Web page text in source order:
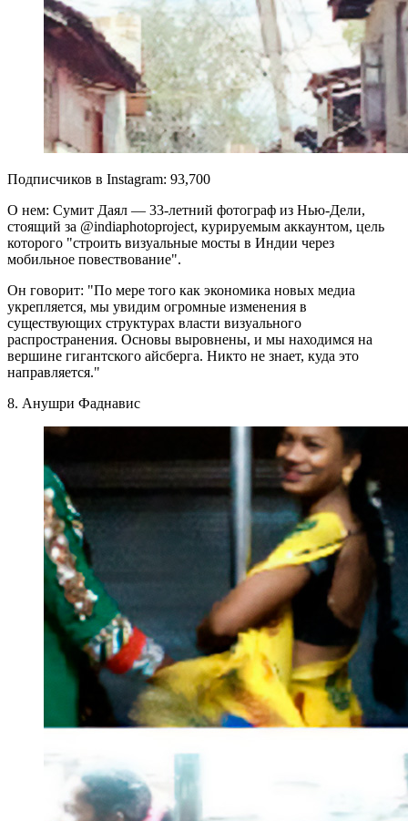
Подписчиков в Instagram: 93,700
О нем: Сумит Даял — 33-летний фотограф из Нью-Дели,
стоящий за @indiaphotoproject, курируемым аккаунтом, цель
которого "строить визуальные мосты в Индии через
мобильное повествование".
Он говорит: "По мере того как экономика новых медиа
укрепляется, мы увидим огромные изменения в
существующих структурах власти визуального
распространения. Основы выровнены, и мы находимся на
вершине гигантского айсберга. Никто не знает, куда это
направляется."
8. Анушри Фаднавис